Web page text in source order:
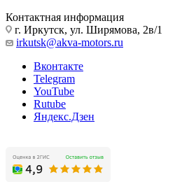
Контактная информация
г. Иркутск, ул. Ширямова, 2в/1
irkutsk@akva-motors.ru
Вконтакте
Telegram
YouTube
Rutube
Яндекс.Дзен